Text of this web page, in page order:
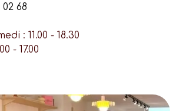
68
: 11.00 - 18.30
- 17.00